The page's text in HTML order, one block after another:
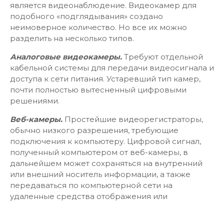
является видеонаблюдение. Видеокамер для
подобного «подглядывания» создано
неимоверное количество. Но все их можно
разделить на несколько типов.
Аналоговые видеокамеры. Требуют отдельной
кабельной системы для передачи видеосигнала и
доступа к сети питания. Устаревший тип камер,
почти полностью вытесненный цифровыми
решениями.
Веб-камеры. Простейшие видеорегистраторы,
обычно низкого разрешения, требующие
подключения к компьютеру. Цифровой сигнал,
полученный компьютером от веб-камеры, в
дальнейшем может сохраняться на внутренний
или внешний носитель информации, а также
передаваться по компьютерной сети на
удаленные средства отображения или